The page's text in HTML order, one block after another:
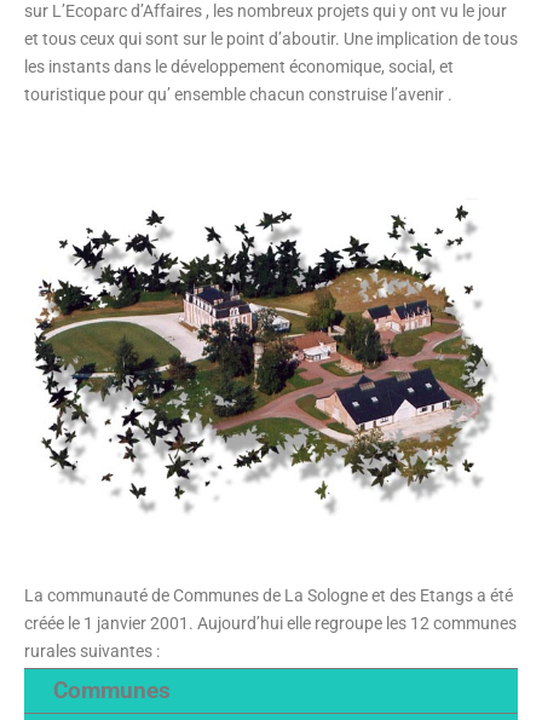
sur L’Ecoparc d’Affaires , les nombreux projets qui y ont vu le jour
et tous ceux qui sont sur le point d’aboutir. Une implication de tous
les instants dans le développement économique, social, et
touristique pour qu’ ensemble chacun construise l’avenir .
La communauté de Communes de La Sologne et des Etangs a été
créée le 1 janvier 2001. Aujourd’hui elle regroupe les 12 communes
rurales suivantes :
Communes